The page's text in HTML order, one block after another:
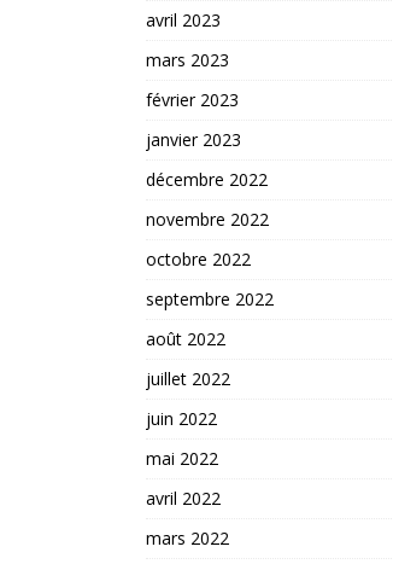
avril 2023
mars 2023
février 2023
janvier 2023
décembre 2022
novembre 2022
octobre 2022
septembre 2022
août 2022
juillet 2022
juin 2022
mai 2022
avril 2022
mars 2022